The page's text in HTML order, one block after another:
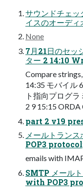
サウンドチェッ
イスのオーディ
None
7⽉21⽇のセッ
ター 2 14:10
Compare
14:35 モバイル
ト指向プログ
2 9 15:15 ORDA
part 2 v19
メールトラン
POP3
emails with
SMTP メール
with POP3